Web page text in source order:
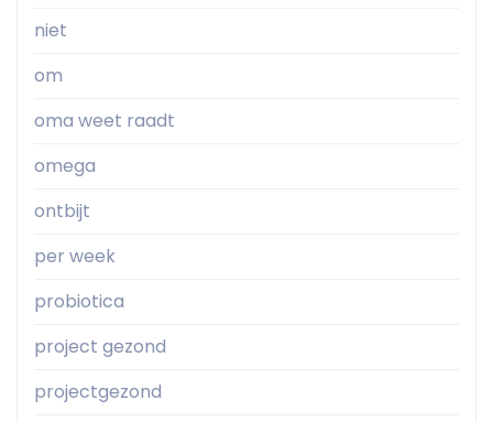
niet
om
oma weet raadt
omega
ontbijt
per week
probiotica
project gezond
projectgezond